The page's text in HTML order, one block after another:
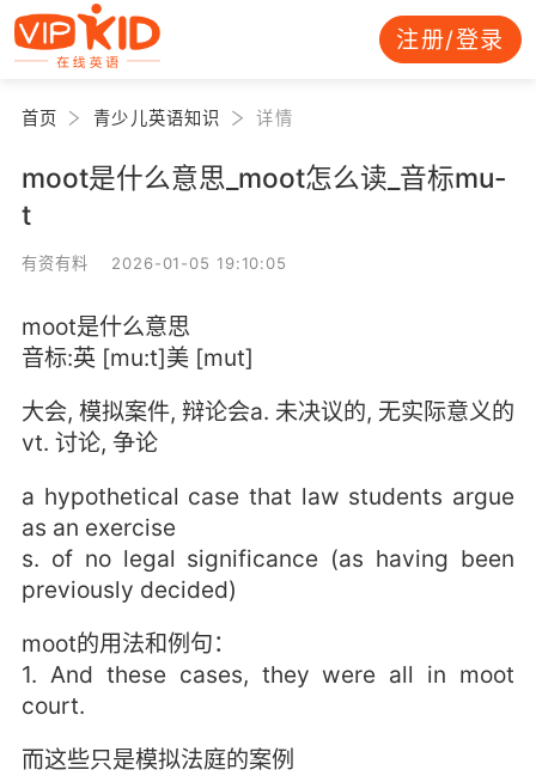
注册/登录
首页 青少儿英语知识 详情
moot是什么意思_moot怎么读_音标mu-
t
有资有料 2026-01-05 19:10:05
moot是什么意思
音标:英 [mu:t]美 [mut]
大会, 模拟案件, 辩论会a. 未决议的, 无实际意义的
vt. 讨论, 争论
a hypothetical case that law students argue
as an exercise
s. of no legal significance (as having been
previously decided)
moot的用法和例句：
1. And these cases, they were all in moot
court.
而这些只是模拟法庭的案例